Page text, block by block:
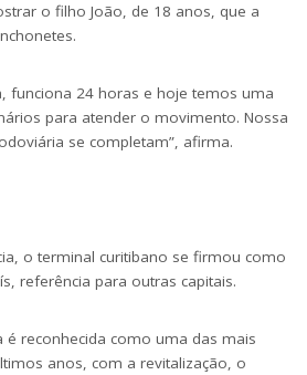
o filho João, de 18 anos, que a
funciona 24 horas e hoje temos uma
para atender o movimento. Nossa
se completam”, afirma.
o terminal curitibano se firmou como
referência para outras capitais.
é reconhecida como uma das mais
anos, com a revitalização, o